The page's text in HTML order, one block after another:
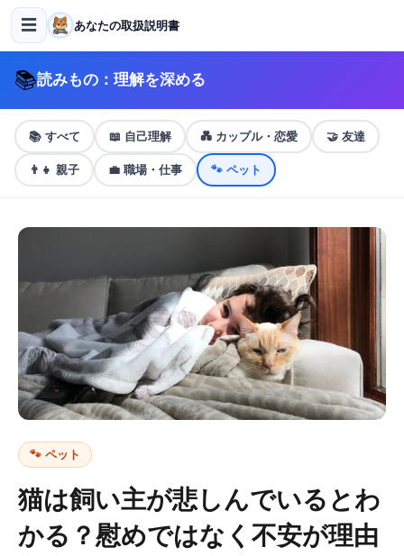
☰ あなたの取扱説明書
📚読みもの：理解を深める
📚 すべて 📖 自己理解 💑 カップル・恋愛 🤝 友達
👨‍👧 親子 💼 職場・仕事 🐾 ペット
🐾 ペット
猫は飼い主が悲しんでいるとわ
かる？慰めではなく不安が理由